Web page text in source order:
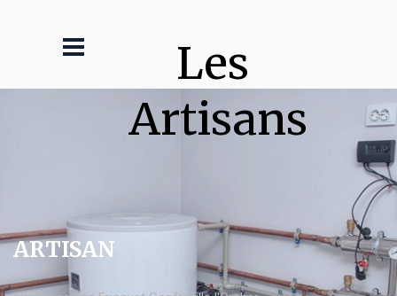
Les
Artisans
ARTISAN